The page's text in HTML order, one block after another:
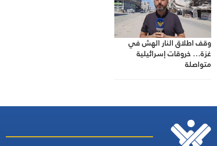
وقف اطلاق النار الهش في
غزة… خروقات إسرائيلية
متواصلة